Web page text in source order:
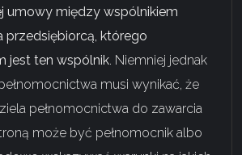
umowy między wspólnikiem
przedsiębiorcą, którego
jest ten wspólnik. Niemniej jednak
musi wynikać, że
pełnomocnictwa do zawarcia
może być pełnomocnik albo